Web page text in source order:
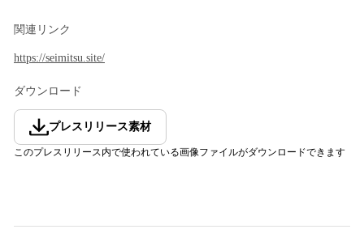
関連リンク
https://seimitsu.site/
ダウンロード
プレスリリース素材
このプレスリリース内で使われている画像ファイルがダウンロードできます